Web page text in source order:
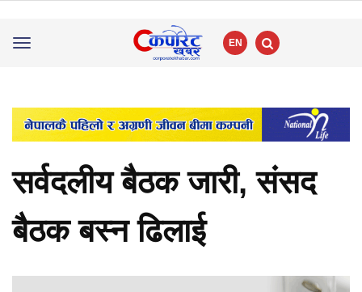
Toggle
EN
सर्वदलीय बैठक जारी, संसद
बैठक बस्न ढिलाई